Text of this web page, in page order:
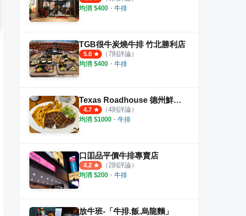
炙在燒肉｜ZHIZAI YAKINIKU薄多義Bite 2 Eat 義式手工披薩 竹
4.2
均消 $400 ・ 牛排
TGB很牛炭燒牛排 竹北勝利店
5.0 （7則評論）
均消 $400 ・ 牛排
Texas Roadhouse 德州鮮切牛排 竹北店
4.7 （4則評論）
均消 $1000 ・ 牛排
口吅品平價牛排專賣店
4.2 （ 2則評論）
均消 $200 ・ 牛排
放牛班-「牛排.飯.烏龍麵」